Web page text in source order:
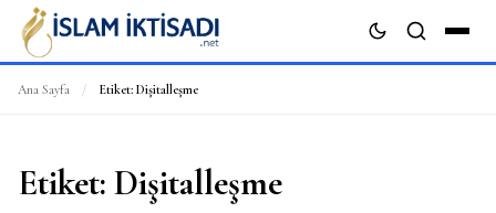
Ana Sayfa / Etiket: Dişitalleşme
Etiket: Dişitalleşme